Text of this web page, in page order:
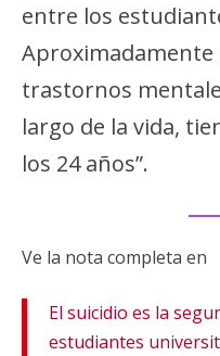
entre los
Aproximadamente
trastornos
largo de la vida,
los 24 años”.
Ve la nota completa en
El suicidio es la
estudiantes